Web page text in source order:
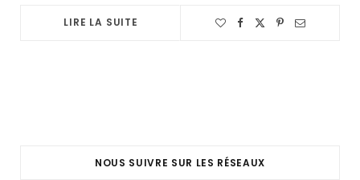
LIRE LA SUITE
NOUS SUIVRE SUR LES RÉSEAUX